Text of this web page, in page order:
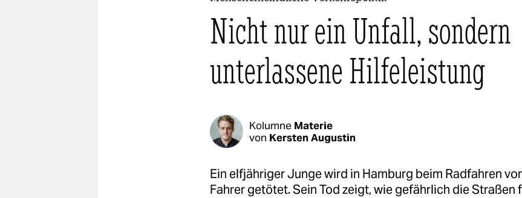
Nicht nur ein Unfall, sondern
unterlassene Hilfeleistung
Kolumne Materie
von Kersten Augustin
Ein elfjähriger Junge wird in Hamburg beim Radfahren
Fahrer getötet. Sein Tod zeigt, wie gefährlich die Straßen